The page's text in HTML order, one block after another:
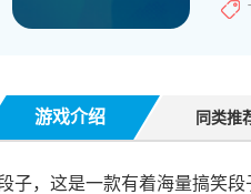
游戏介绍 同类推
子，这是一款有着海量搞笑